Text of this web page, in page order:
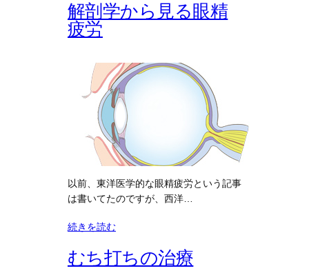
解剖学から見る眼精
疲労
以前、東洋医学的な眼精疲労という記事
は書いてたのですが、西洋…
続きを読む
むち打ちの治療